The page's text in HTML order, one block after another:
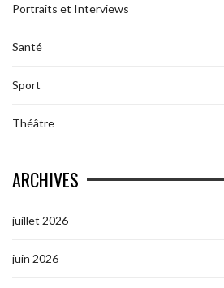
Portraits et Interviews
Santé
Sport
Théâtre
ARCHIVES
juillet 2026
juin 2026